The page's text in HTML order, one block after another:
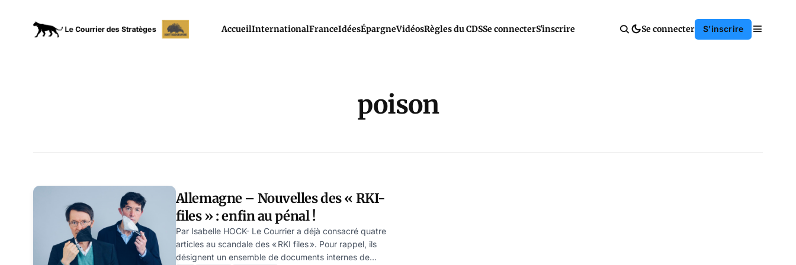
AccueilInternationalFranceIdéesÉpargneVidéosRègles du CDSSe connecterS'inscrire Se connecter S'inscrire
poison
Allemagne – Nouvelles des « RKI-
files » : enfin au pénal !
Par Isabelle HOCK- Le Courrier a déjà consacré quatre
articles au scandale des « RKI files ». Pour rappel, ils
désignent un ensemble de documents internes de